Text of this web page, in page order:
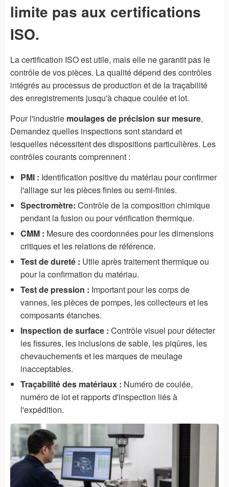
limite pas aux certifications
ISO.
La certification ISO est utile, mais elle ne garantit pas le
contrôle de vos pièces. La qualité dépend des contrôles
intégrés au processus de production et de la traçabilité
des enregistrements jusqu'à chaque coulée et lot.
Pour l'industrie moulages de précision sur mesure,
Demandez quelles inspections sont standard et
lesquelles nécessitent des dispositions particulières. Les
contrôles courants comprennent :
PMI : Identification positive du matériau pour confirmer
l'alliage sur les pièces finies ou semi-finies.
Spectromètre: Contrôle de la composition chimique
pendant la fusion ou pour vérification thermique.
CMM : Mesure des coordonnées pour les dimensions
critiques et les relations de référence.
Test de dureté : Utile après traitement thermique ou
pour la confirmation du matériau.
Test de pression : Important pour les corps de
vannes, les pièces de pompes, les collecteurs et les
composants étanches.
Inspection de surface : Contrôle visuel pour détecter
les fissures, les inclusions de sable, les piqûres, les
chevauchements et les marques de meulage
inacceptables.
Traçabilité des matériaux : Numéro de coulée,
numéro de lot et rapports d'inspection liés à
l'expédition.